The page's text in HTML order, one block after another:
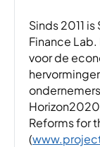
Sinds 2011
Finance
voor de
Reforms for
(